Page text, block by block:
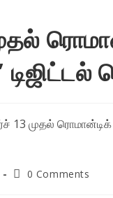
Post0 Comments